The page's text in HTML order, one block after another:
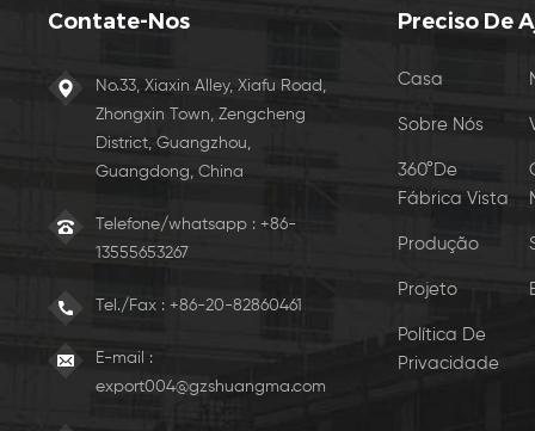
Contate-Nos
No.33, Xiaxin Alley, Xiafu Road,
Zhongxin Town, Zengcheng
District, Guangzhou,
Guangdong, China
Telefone/whatsapp : +86-
13555653267
Tel./Fax : +86-20-82860461
E-mail :
export004@gzshuangma.com
Preciso De
Casa
Sobre Nós
360°De
Fábrica Vista
Produção
Projeto
Política De
Privacidade